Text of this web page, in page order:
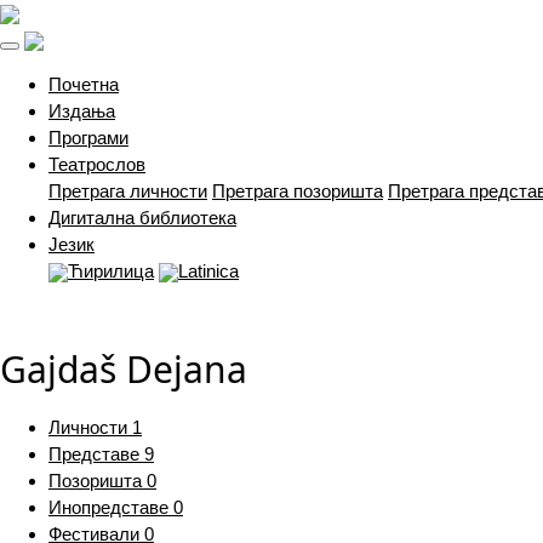
Почетна(current)
Издања
Програми
Театрослов
Претрага личности Претрага позоришта Претрага
Дигитална библиотека
Језик
Ћирилица
Latinica
Gajdaš Dejana
Личности 1
Представе 9
Позоришта 0
Инопредставе 0
Фестивали 0